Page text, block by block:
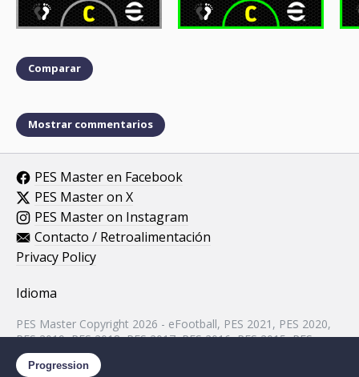
Progression
Comparar
Mostrar commentarios
PES Master en Facebook
PES Master on X
PES Master on Instagram
Contacto / Retroalimentación
Privacy Policy
Idioma
PES Master Copyright 2026 - eFootball, PES 2021, PES 2020,
PES 2019, PES 2018, PES 2017, PES 2016, PES 2015, PES
2014, PES 2013, PES 2012, PES 2011, PES 2010, PES 2009,
PES 2008, PES 5 assets property of KONAMI.